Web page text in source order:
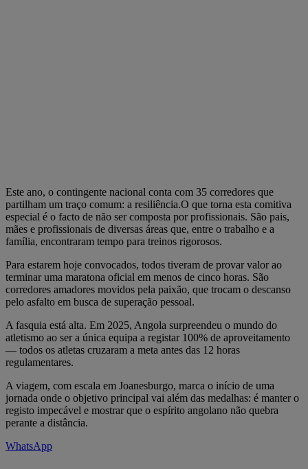
Este ano, o contingente nacional conta com 35 corredores que
partilham um traço comum: a resiliência.O que torna esta comitiva
especial é o facto de não ser composta por profissionais. São pais,
mães e profissionais de diversas áreas que, entre o trabalho e a
família, encontraram tempo para treinos rigorosos.
Para estarem hoje convocados, todos tiveram de provar valor ao
terminar uma maratona oficial em menos de cinco horas. São
corredores amadores movidos pela paixão, que trocam o descanso
pelo asfalto em busca de superação pessoal.
A fasquia está alta. Em 2025, Angola surpreendeu o mundo do
atletismo ao ser a única equipa a registar 100% de aproveitamento
— todos os atletas cruzaram a meta antes das 12 horas
regulamentares.
A viagem, com escala em Joanesburgo, marca o início de uma
jornada onde o objetivo principal vai além das medalhas: é manter o
registo impecável e mostrar que o espírito angolano não quebra
perante a distância.
WhatsApp